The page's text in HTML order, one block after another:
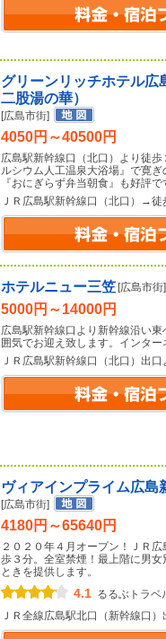
グリーンリッチホテル
二股湯の華）
[広島市街]
4050円～40500円
広島駅新幹線口（北口）より徒
ルシウム人工温泉大浴場』で寛
『おにぎらず弁当朝食』も好評で
ＪＲ広島駅新幹線口（北口）→徒
ホテルニュー三笠 [広島市街]
5000円～14000円
広島駅新幹線口より新幹線沿い
囲気でお迎え致します。インタ
ＪＲ広島駅新幹線口（北口）出口
ヴィアインプライム広島
[広島市街]
4180円～65640円
２０２０年４月オープン！ＪＲ
歩３分。全室禁煙！最上階に男
ときを提供します。
4.1 るるぶトラベ
ＪＲ全線広島駅北口（新幹線口